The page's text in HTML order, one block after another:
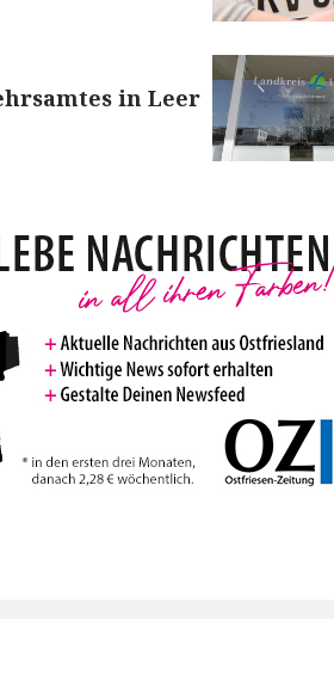
in Leer